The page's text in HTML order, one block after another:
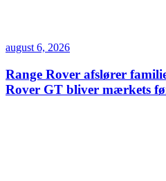
august 6, 2026
Range Rover afslører
Rover GT bliver mærkets